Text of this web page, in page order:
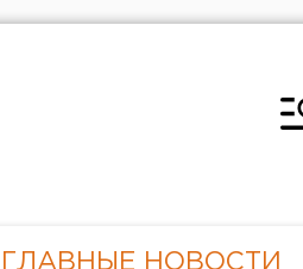
ГЛАВНЫЕ НОВОСТИ